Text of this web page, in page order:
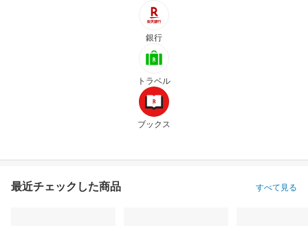
銀行
トラベル
ブックス
最近チェックした商品 すべて見る